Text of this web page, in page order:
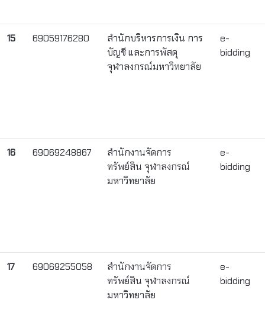
15 69059176280
สำนักบริหารการเงิน การ
บัญชี และการพัสดุ
จุฬาลงกรณ์มหาวิทยาลัย
e-
bidding
16 69069248867
สำนักงานจัดการ
ทรัพย์สิน จุฬาลงกรณ์
มหาวิทยาลัย
e-
bidding
17 69069255058
สำนักงานจัดการ
ทรัพย์สิน จุฬาลงกรณ์
มหาวิทยาลัย
e-
bidding